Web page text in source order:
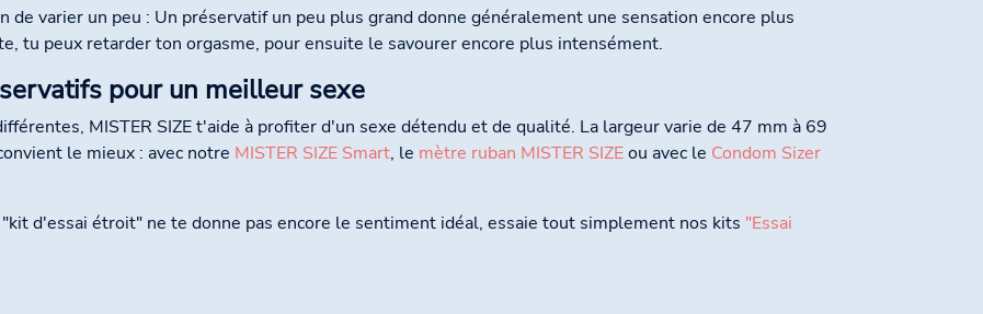
varier un peu : Un préservatif un peu plus grand donne généralement une sensation encore plus
tu peux retarder ton orgasme, pour ensuite le savourer encore plus intensément.
pour un meilleur sexe
MISTER SIZE t'aide à profiter d'un sexe détendu et de qualité. La largeur varie de 47 mm à 69
le mieux : avec notre MISTER SIZE Smart, le mètre ruban MISTER SIZEou avec le Condom Sizer
d'essai étroit" ne te donne pas encore le sentiment idéal, essaie tout simplement nos kits "Essai